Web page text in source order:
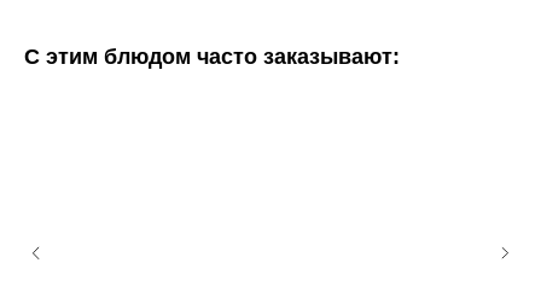
С этим блюдом часто заказывают: